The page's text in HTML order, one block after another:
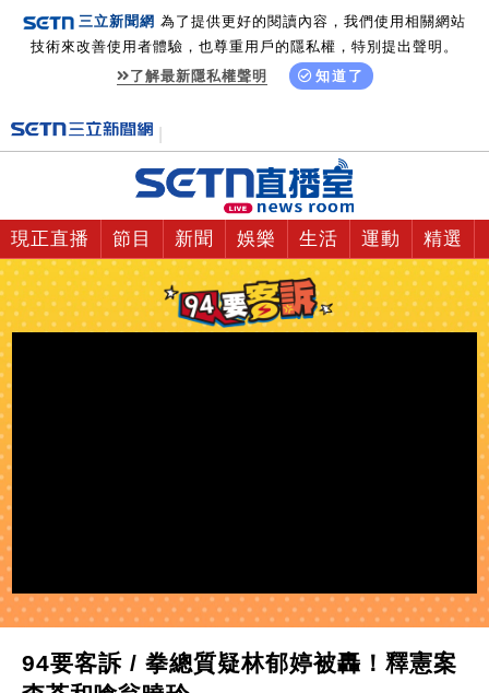
三立新聞網 為了提供更好的閱讀內容，我們使用相關網站
技術來改善使用者體驗，也尊重用戶的隱私權，特別提出聲明。
了解最新隱私權聲明
知道了
現正直播 節目 新聞 娛樂 生活 運動 精選
94要客訴 / 拳總質疑林郁婷被轟！釋憲案